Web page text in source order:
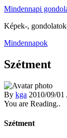
Mindennapi
Képek-,
Mindennapok
Szétment
By kga 2010/09/
You are Reading..
Szétment